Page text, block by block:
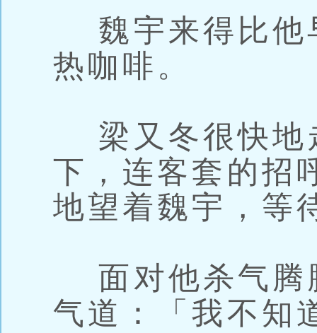
魏宇来得比他
热咖啡。
梁又冬很快地
下，连客套的招
地望着魏宇，等
面对他杀气腾
气道：「我不知